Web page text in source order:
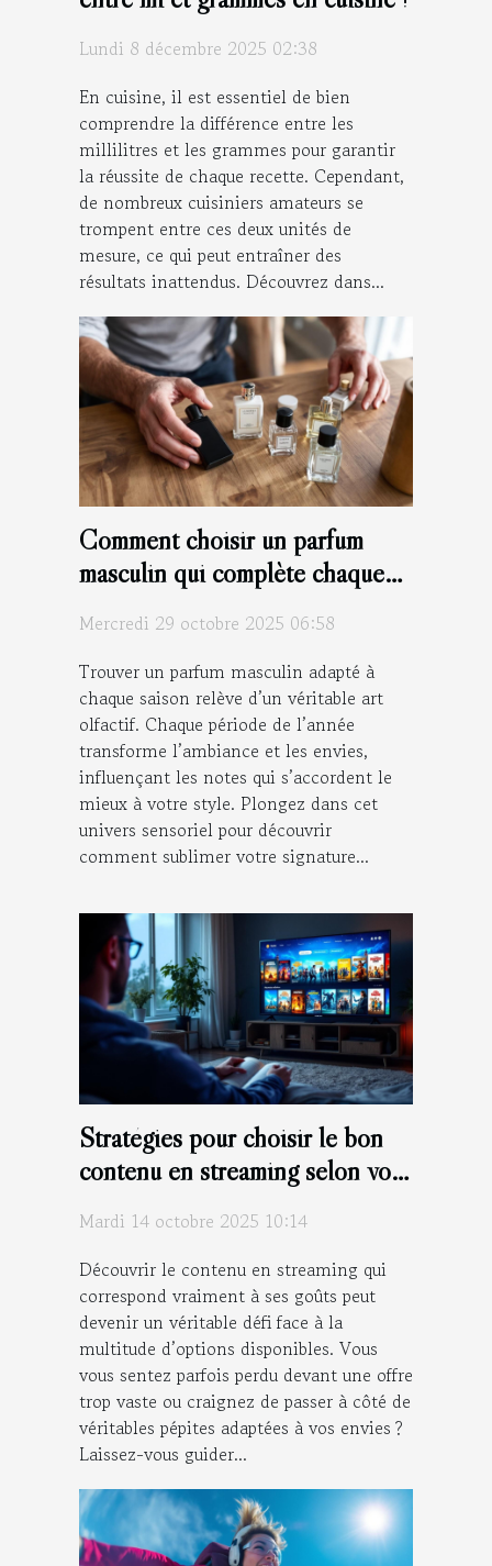
Lundi 8 décembre 2025 02:38
En cuisine, il est essentiel de bien
comprendre la différence entre les
millilitres et les grammes pour garantir
la réussite de chaque recette. Cependant,
de nombreux cuisiniers amateurs se
trompent entre ces deux unités de
mesure, ce qui peut entraîner des
résultats inattendus. Découvrez dans...
Comment choisir un parfum
masculin qui complète chaque
Mercredi 29 octobre 2025 06:58
Trouver un parfum masculin adapté à
chaque saison relève d’un véritable art
olfactif. Chaque période de l’année
transforme l’ambiance et les envies,
influençant les notes qui s’accordent le
mieux à votre style. Plongez dans cet
univers sensoriel pour découvrir
comment sublimer votre signature...
Stratégies pour choisir le bon
contenu en streaming selon vos
Mardi 14 octobre 2025 10:14
Découvrir le contenu en streaming qui
correspond vraiment à ses goûts peut
devenir un véritable défi face à la
multitude d’options disponibles. Vous
vous sentez parfois perdu devant une offre
trop vaste ou craignez de passer à côté de
véritables pépites adaptées à vos envies ?
Laissez-vous guider...